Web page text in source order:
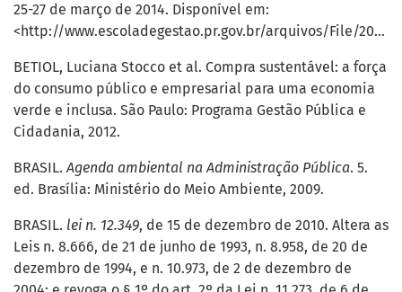
25-27 de março de 2014. Disponível em:
<http://www.escoladegestao.pr.gov.br/arquivos/File/2015/CONSAD/088_Licitacoes_Sustentaveis_no_Brasil.pdf>.
BETIOL, Luciana Stocco et al. Compra sustentável: a força
do consumo público e empresarial para uma economia
verde e inclusa. São Paulo: Programa Gestão Pública e
Cidadania, 2012.
BRASIL.Agenda ambiental na Administração Pública. 5.
ed. Brasília: Ministério do Meio Ambiente, 2009.
BRASIL. lei n. 12.349, de 15 de dezembro de 2010. Altera as
Leis n. 8.666, de 21 de junho de 1993, n. 8.958, de 20 de
dezembro de 1994, e n. 10.973, de 2 de dezembro de